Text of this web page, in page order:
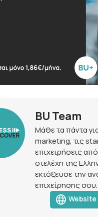
BU Team
Μάθε τα πάντα
marketing, τις
επιχειρήσεις
στελέχη της
εκτόξευσε την
επιχείρησης σου.
language Website